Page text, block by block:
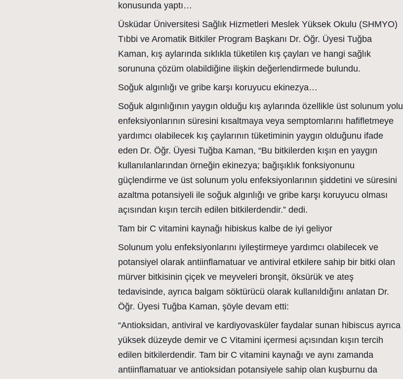
konusunda yaptı…
Üsküdar Üniversitesi Sağlık Hizmetleri Meslek Yüksek Okulu (SHMYO)
Tıbbi ve Aromatik Bitkiler Program Başkanı Dr. Öğr. Üyesi Tuğba
Kaman, kış aylarında sıklıkla tüketilen kış çayları ve hangi sağlık
sorununa çözüm olabildiğine ilişkin değerlendirmede bulundu.
Soğuk algınlığı ve gribe karşı koruyucu ekinezya…
Soğuk algınlığının yaygın olduğu kış aylarında özellikle üst solunum yolu
enfeksiyonlarının süresini kısaltmaya veya semptomlarını hafifletmeye
yardımcı olabilecek kış çaylarının tüketiminin yaygın olduğunu ifade
eden Dr. Öğr. Üyesi Tuğba Kaman, “Bu bitkilerden kışın en yaygın
kullanılanlarından örneğin ekinezya; bağışıklık fonksiyonunu
güçlendirme ve üst solunum yolu enfeksiyonlarının şiddetini ve süresini
azaltma potansiyeli ile soğuk algınlığı ve gribe karşı koruyucu olması
açısından kışın tercih edilen bitkilerdendir.” dedi.
Tam bir C vitamini kaynağı hibiskus kalbe de iyi geliyor
Solunum yolu enfeksiyonlarını iyileştirmeye yardımcı olabilecek ve
potansiyel olarak antiinflamatuar ve antiviral etkilere sahip bir bitki olan
mürver bitkisinin çiçek ve meyveleri bronşit, öksürük ve ateş
tedavisinde, ayrıca balgam söktürücü olarak kullanıldığını anlatan Dr.
Öğr. Üyesi Tuğba Kaman, şöyle devam etti:
“Antioksidan, antiviral ve kardiyovasküler faydalar sunan hibiscus ayrıca
yüksek düzeyde demir ve C Vitamini içermesi açısından kışın tercih
edilen bitkilerdendir. Tam bir C vitamini kaynağı ve aynı zamanda
antiinflamatuar ve antioksidan potansiyele sahip olan kuşburnu da